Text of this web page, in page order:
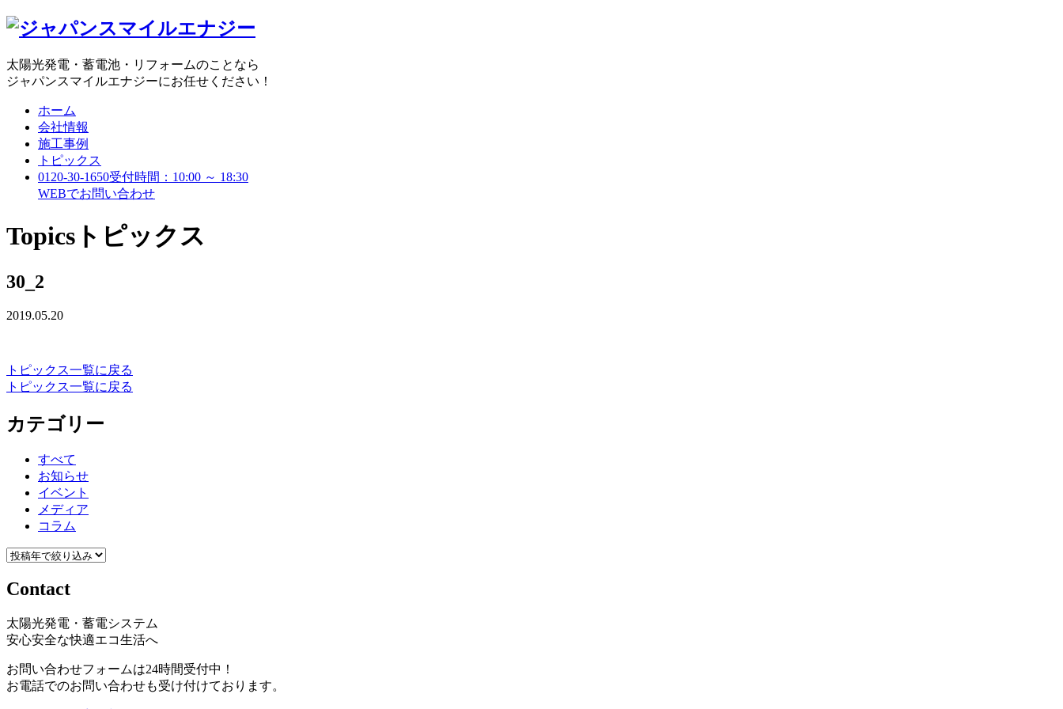
太陽光発電・蓄電池・リフォームのことなら
ジャパンスマイルエナジーにお任せください！
ホーム
会社情報
施工事例
トピックス
0120-30-1650受付時間：10:00 ～ 18:30
WEBでお問い合わせ
Topics トピックス
30_2
2019.05.20
トピックス一覧に戻る
トピックス一覧に戻る
カテゴリー
すべて
お知らせ
イベント
メディア
コラム
Contact
太陽光発電・蓄電システム
安心安全な快適エコ生活へ
お問い合わせフォームは24時間受付中！
お電話でのお問い合わせも受け付けております。